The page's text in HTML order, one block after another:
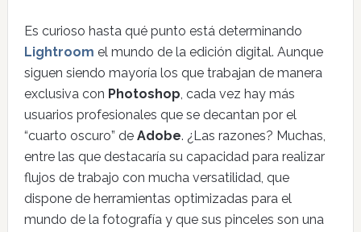
Es curioso hasta qué punto está determinando
Lightroom el mundo de la edición digital. Aunque
siguen siendo mayoría los que trabajan de manera
exclusiva con Photoshop, cada vez hay más
usuarios profesionales que se decantan por el
“cuarto oscuro” de Adobe. ¿Las razones? Muchas,
entre las que destacaría su capacidad para realizar
flujos de trabajo con mucha versatilidad, que
dispone de herramientas optimizadas para el
mundo de la fotografía y que sus pinceles son una